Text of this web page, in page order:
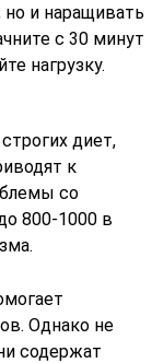
и наращивать
с 30 минут
нагрузку.
диет,
к
со
800-1000 в
Однако не
содержат